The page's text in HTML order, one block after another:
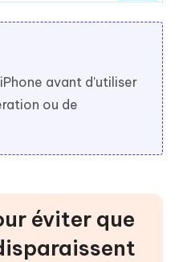
avant d’utiliser
ou de
éviter que